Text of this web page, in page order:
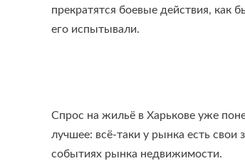
прекратятся боевые действия, как
его испытывали.
Спрос на жильё в Харькове уже
лучшее: всё-таки у рынка есть
событиях рынка недвижимости.